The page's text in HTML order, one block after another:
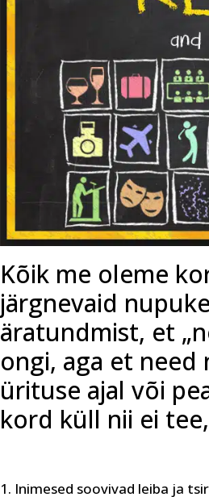
Kõik me oleme
järgnevaid
äratundmist, et
ongi, aga et
ürituse ajal või
kord küll nii ei
Inimesed soovivad leiba ja